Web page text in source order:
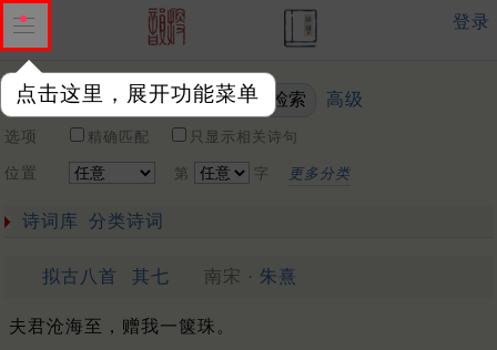
点击这里，展开功能菜单
登录
关键词 高级
选项 精确匹配 只显示相关诗句
位置 第 字 更多分类
诗词库 分类诗词
拟古八首 其七 南宋 · 朱熹
夫君沧海至，赠我一箧珠。